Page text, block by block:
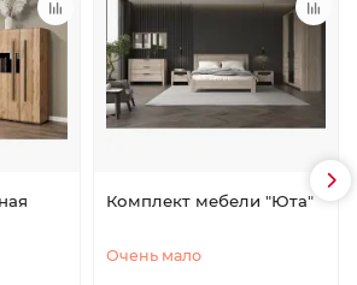
Комплект мебели "Юта"
Очень мало